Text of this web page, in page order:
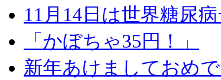
11月14日は世界糖尿
「かぼちゃ35円！」
新年あけましておめ